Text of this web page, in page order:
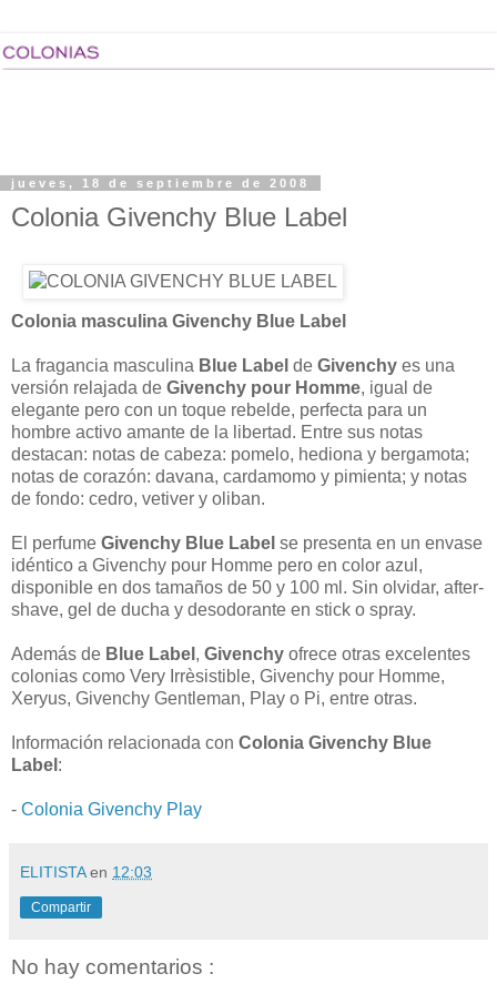
jueves, 18 de septiembre de 2008
Colonia Givenchy Blue Label
Colonia masculina Givenchy Blue Label
La fragancia masculina Blue Label de Givenchy es una
versión relajada de Givenchy pour Homme, igual de
elegante pero con un toque rebelde, perfecta para un
hombre activo amante de la libertad. Entre sus notas
destacan: notas de cabeza: pomelo, hediona y bergamota;
notas de corazón: davana, cardamomo y pimienta; y notas
de fondo: cedro, vetiver y oliban.
El perfume Givenchy Blue Label se presenta en un envase
idéntico a Givenchy pour Homme pero en color azul,
disponible en dos tamaños de 50 y 100 ml. Sin olvidar, after-
shave, gel de ducha y desodorante en stick o spray.
Además de Blue Label , Givenchy ofrece otras excelentes
colonias como Very Irrèsistible, Givenchy pour Homme,
Xeryus, Givenchy Gentleman, Play o Pi, entre otras.
Información relacionada con Colonia Givenchy Blue
Label :
- Colonia Givenchy Play
ELITISTAen 12:03
Compartir
No hay comentarios :